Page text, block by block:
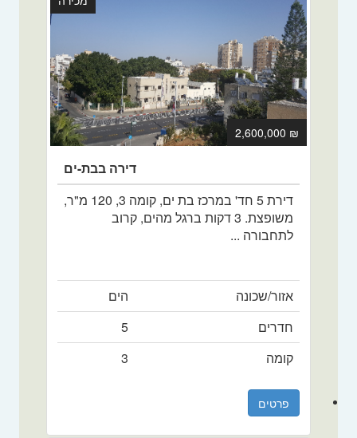
₪ 2,600,000
דירה בבת-ים
דירת 5 חד' במרכז בת ים, קומה 3, 120 מ"ר,
משופצת. 3 דקות ברגל מהים, קרוב
לתחבורה ...
אזור/שכונה
הים
חדרים
5
קומה
3
פרטים